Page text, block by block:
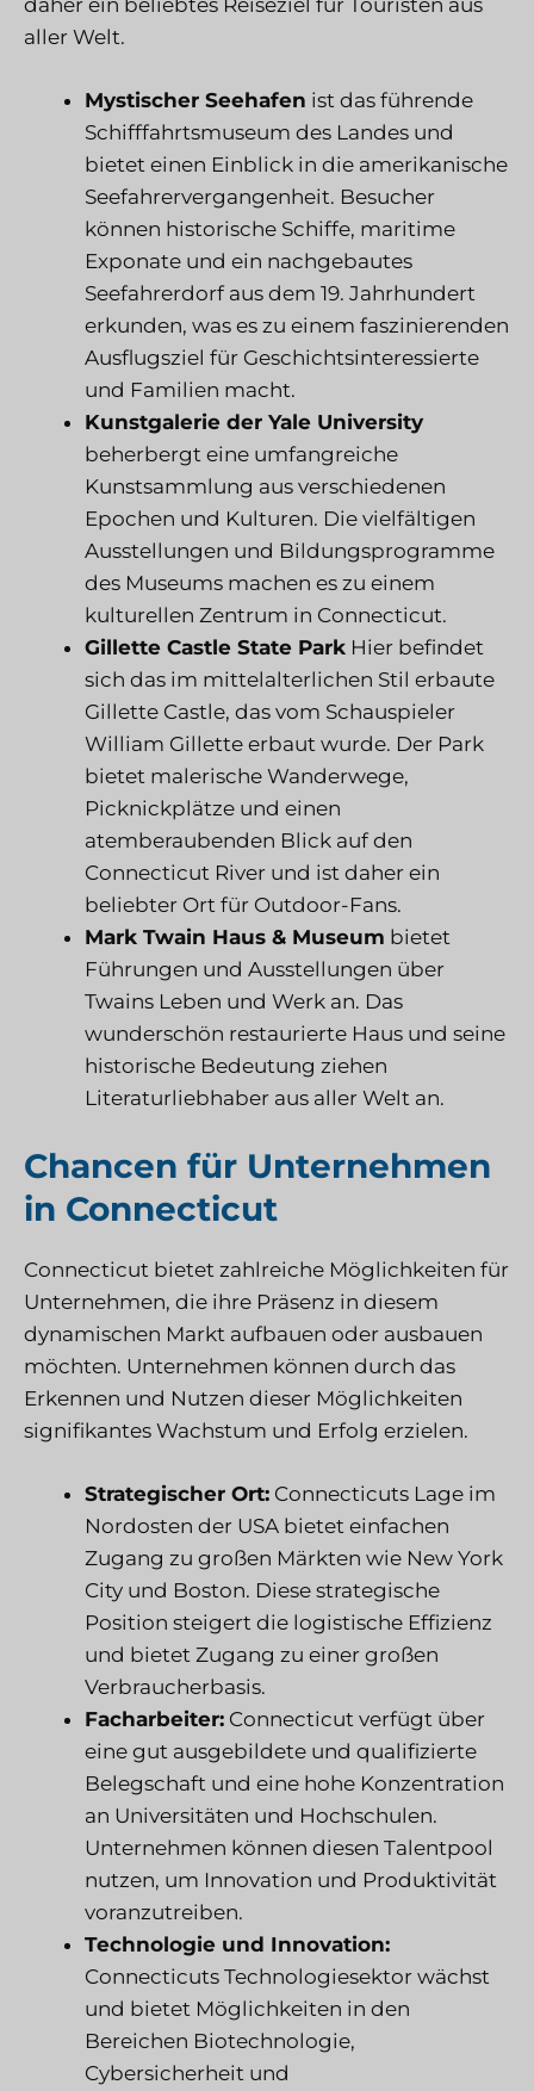
daher ein beliebtes Reiseziel für Touristen aus
aller Welt.
Mystischer Seehafen ist das führende
Schifffahrtsmuseum des Landes und
bietet einen Einblick in die amerikanische
Seefahrervergangenheit. Besucher
können historische Schiffe, maritime
Exponate und ein nachgebautes
Seefahrerdorf aus dem 19. Jahrhundert
erkunden, was es zu einem faszinierenden
Ausflugsziel für Geschichtsinteressierte
und Familien macht.
Kunstgalerie der Yale University
beherbergt eine umfangreiche
Kunstsammlung aus verschiedenen
Epochen und Kulturen. Die vielfältigen
Ausstellungen und Bildungsprogramme
des Museums machen es zu einem
kulturellen Zentrum in Connecticut.
Gillette Castle State Park Hier befindet
sich das im mittelalterlichen Stil erbaute
Gillette Castle, das vom Schauspieler
William Gillette erbaut wurde. Der Park
bietet malerische Wanderwege,
Picknickplätze und einen
atemberaubenden Blick auf den
Connecticut River und ist daher ein
beliebter Ort für Outdoor-Fans.
Mark Twain Haus & Museum bietet
Führungen und Ausstellungen über
Twains Leben und Werk an. Das
wunderschön restaurierte Haus und seine
historische Bedeutung ziehen
Literaturliebhaber aus aller Welt an.
Chancen für Unternehmen
in Connecticut
Connecticut bietet zahlreiche Möglichkeiten für
Unternehmen, die ihre Präsenz in diesem
dynamischen Markt aufbauen oder ausbauen
möchten. Unternehmen können durch das
Erkennen und Nutzen dieser Möglichkeiten
signifikantes Wachstum und Erfolg erzielen.
Strategischer Ort: Connecticuts Lage im
Nordosten der USA bietet einfachen
Zugang zu großen Märkten wie New York
City und Boston. Diese strategische
Position steigert die logistische Effizienz
und bietet Zugang zu einer großen
Verbraucherbasis.
Facharbeiter: Connecticut verfügt über
eine gut ausgebildete und qualifizierte
Belegschaft und eine hohe Konzentration
an Universitäten und Hochschulen.
Unternehmen können diesen Talentpool
nutzen, um Innovation und Produktivität
voranzutreiben.
Technologie und Innovation:
Connecticuts Technologiesektor wächst
und bietet Möglichkeiten in den
Bereichen Biotechnologie,
Cybersicherheit und